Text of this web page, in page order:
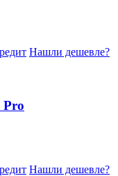
Нашли дешевле?
Pro
Нашли дешевле?